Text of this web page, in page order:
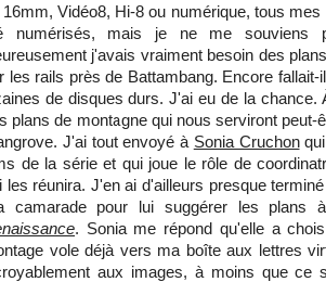
16mm, Vidéo8, Hi-8 ou numérique, tous
numérisés, mais je ne me souviens
j'avais vraiment besoin des
les rails près de Battambang. Encore
de disques durs. J'ai eu de la chance.
plans de montagne qui nous serviront peut-
J'ai tout envoyé à Sonia Cruchonqui
de la série et qui joue le rôle de
les réunira. J'en ai d'ailleurs presque
camarade pour lui suggérer les plans
. Sonia me répond qu'elle a
vole déjà vers ma boîte aux lettres
aux images, à moins que ce